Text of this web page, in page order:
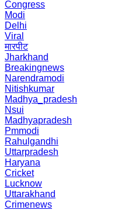
Congress
Modi
Delhi
Viral
मारपीट
Jharkhand
Breakingnews
Narendramodi
Nitishkumar
Madhya_pradesh
Nsui
Madhyapradesh
Pmmodi
Rahulgandhi
Uttarpradesh
Haryana
Cricket
Lucknow
Uttarakhand
Crimenews